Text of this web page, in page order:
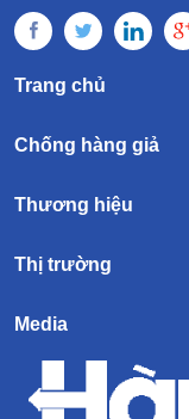
Trang chủ
Chống hàng giả
Thương hiệu
Thị trường
Media